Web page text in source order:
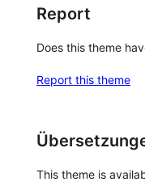
Report
Does this theme
Report this theme
This theme is